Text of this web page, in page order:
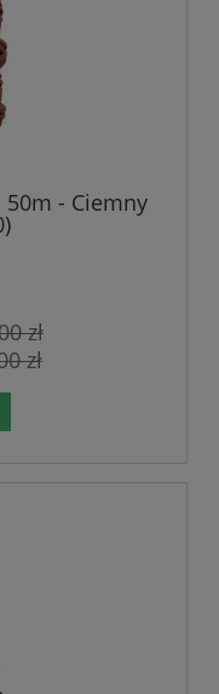
- Ciemny
zł
zł